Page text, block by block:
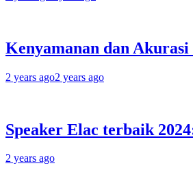
Kenyamanan dan
2 years ago2 years ago
Speaker Elac terbaik
2 years ago